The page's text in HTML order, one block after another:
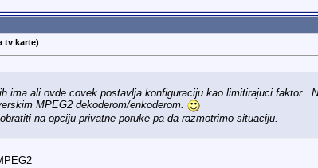
tv karte)
ima ali ovde covek postavlja konfiguraciju kao limitirajuci faktor.
MPEG2 dekoderom/enkoderom.
na opciju privatne poruke pa da razmotrimo situaciju.